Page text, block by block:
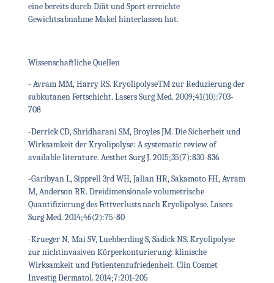
eine bereits durch Diät und Sport erreichte
Gewichtsabnahme Makel hinterlassen hat.
Wissenschaftliche Quellen
- Avram MM, Harry RS. KryolipolyseTM zur Reduzierung der
subkutanen Fettschicht. Lasers Surg Med. 2009;41(10):703-
708
-Derrick CD, Shridharani SM, Broyles JM. Die Sicherheit und
Wirksamkeit der Kryolipolyse: A systematic review of
available literature. Aesthet Surg J. 2015;35(7):830-836
-Garibyan L, Sipprell 3rd WH, Jalian HR, Sakamoto FH, Avram
M, Anderson RR. Dreidimensionale volumetrische
Quantifizierung des Fettverlusts nach Kryolipolyse. Lasers
Surg Med. 2014;46(2):75-80
-Krueger N, Mai SV, Luebberding S, Sadick NS. Kryolipolyse
zur nichtinvasiven Körperkonturierung: klinische
Wirksamkeit und Patientenzufriedenheit. Clin Cosmet
Investig Dermatol. 2014;7:201-205